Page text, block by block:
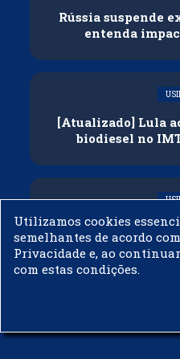
Rússia suspende
entenda
[Atualizado] Lula
biodiesel no
Governo adia
etanol
Utilizamos cookies
semelhantes de acordo
Privacidade e, ao
com estas condições.